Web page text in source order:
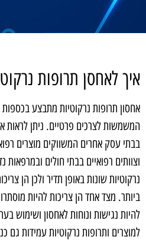
איך לאחסן תרופות
אחסון תרופות נרקוטיות מתבצע
המשמשות לצרכים פרטיים. ניתן לראות
בבתי עסק אחרים המשווקים מוצרים
וצוותים רפואיים בבתי חולים
נרקוטיות שונות באופן תדיר ולכן הן
ביותר. מצד אחד הן צריכות להיות
להיות נגישות ונוחות לאחסון ושימוש
למוצרים ותרופות נרקוטיות עמידות גם